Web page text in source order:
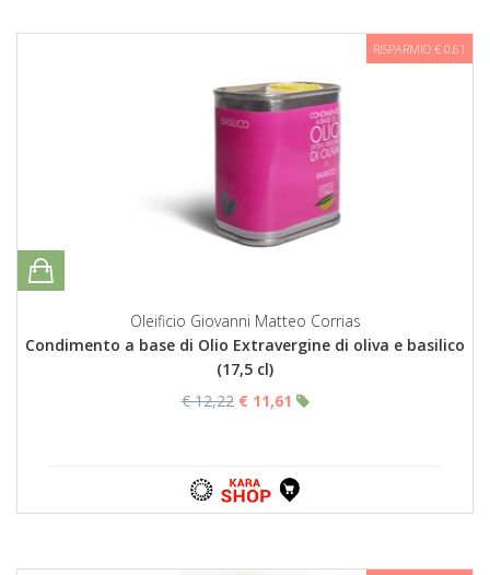
RISPARMIO € 0,61
Oleificio Giovanni Matteo Corrias
Condimento a base di Olio Extravergine di oliva e basilico
(17,5 cl)
€ 12,22 € 11,61